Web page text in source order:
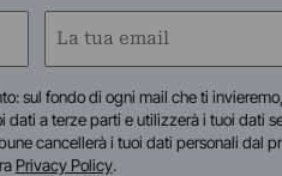
Email
sul fondo di ogni mail che ti
dati a terze parti e utilizzerà i tuoi dati
cancellerà i tuoi dati personali dal
Privacy Policy.